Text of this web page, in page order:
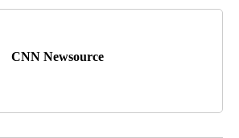
CNN Newsource